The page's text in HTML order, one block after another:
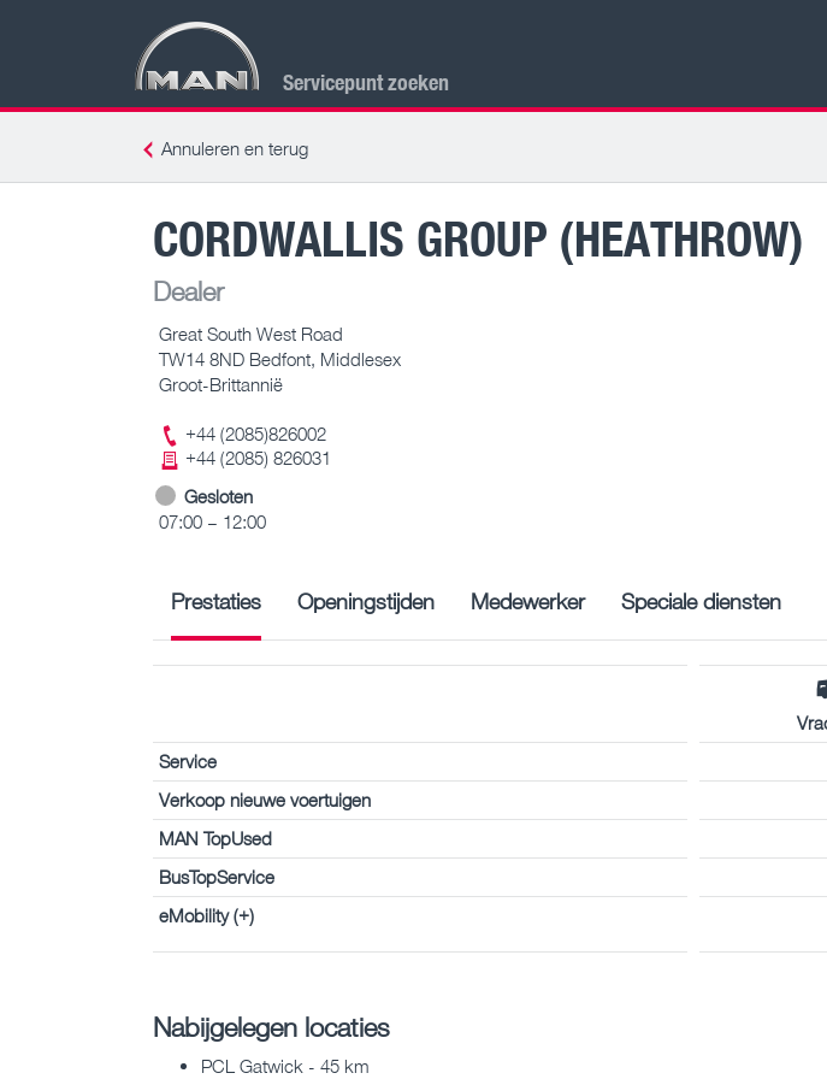
Servicepunt zoeken
Annuleren en terug
CORDWALLIS GROUP (HEATHROW)
Dealer
Great South West Road
TW14 8ND Bedfont, Middlesex
Groot-Brittannië
+44 (2085)826002
+44 (2085) 826031
Gesloten
07:00 – 12:00
Prestaties Openingstijden Medewerker Speciale diensten
Service
Verkoop nieuwe voertuigen
MAN TopUsed
BusTopService
eMobility (+)
Nabijgelegen locaties
PCL Gatwick - 45 km